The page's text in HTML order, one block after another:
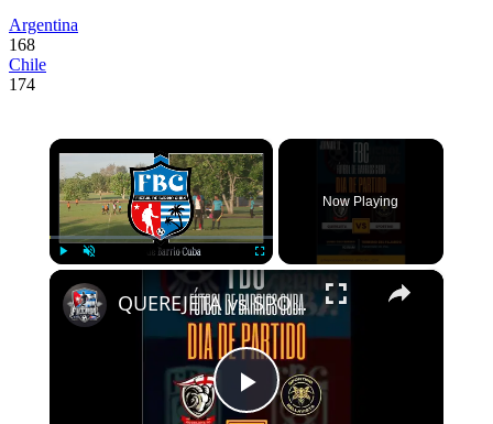
Argentina
168
Chile
174
×
Fullscreen
Now Playing
×
Play
QUEREJETA vs SPORTING BELLA VISTA (Partido 74) - #futboldebarrioscuba